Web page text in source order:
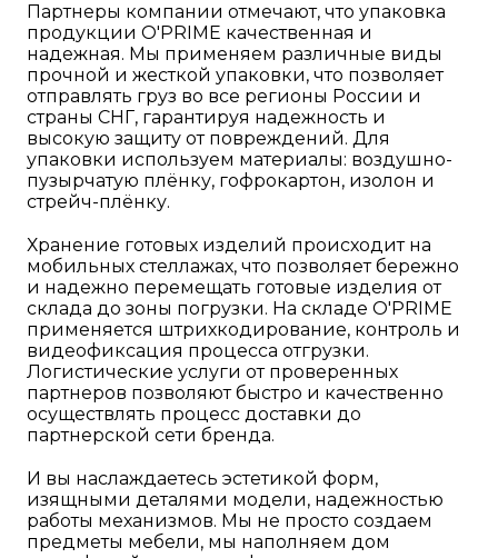
Партнеры компании отмечают, что упаковка
продукции O'PRIME качественная и
надежная. Мы применяем различные виды
прочной и жесткой упаковки, что позволяет
отправлять груз во все регионы России и
страны СНГ, гарантируя надежность и
высокую защиту от повреждений. Для
упаковки используем материалы: воздушно-
пузырчатую плёнку, гофрокартон, изолон и
стрейч-плёнку.
Хранение готовых изделий происходит на
мобильных стеллажах, что позволяет бережно
и надежно перемещать готовые изделия от
склада до зоны погрузки. На складе O'PRIME
применяется штрихкодирование, контроль и
видеофиксация процесса отгрузки.
Логистические услуги от проверенных
партнеров позволяют быстро и качественно
осуществлять процесс доставки до
партнерской сети бренда.
И вы наслаждаетесь эстетикой форм,
изящными деталями модели, надежностью
работы механизмов. Мы не просто создаем
предметы мебели, мы наполняем дом